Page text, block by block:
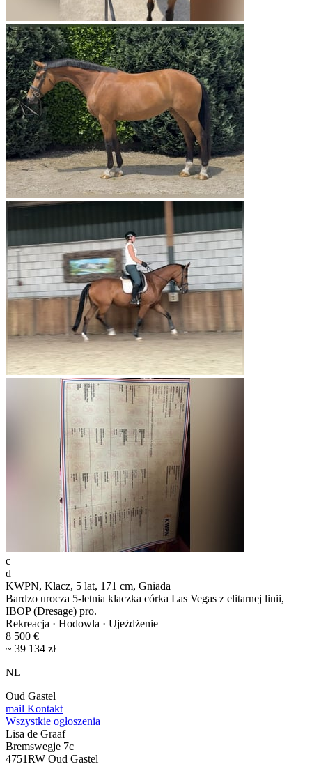
c
d
KWPN, Klacz, 5 lat, 171 cm, Gniada
Bardzo urocza 5-letnia klaczka córka Las Vegas z elitarnej linii,
IBOP (Dresage) pro.
Rekreacja · Hodowla · Ujeżdżenie
8 500 €
~ 39 134 zł
NL
Oud Gastel
mail Kontakt
Wszystkie ogłoszenia
Lisa de Graaf
Bremswegje 7c
4751RW Oud Gastel